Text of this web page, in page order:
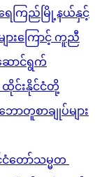
ေကြည်မြို့နယ်နှင့်
ားကြောင့် ကူညီ
ာင်ရွက်
ထိုင်းနိုင်ငံတို့
ောတူစာချုပ်များ
ငံတော်သမ္မတ